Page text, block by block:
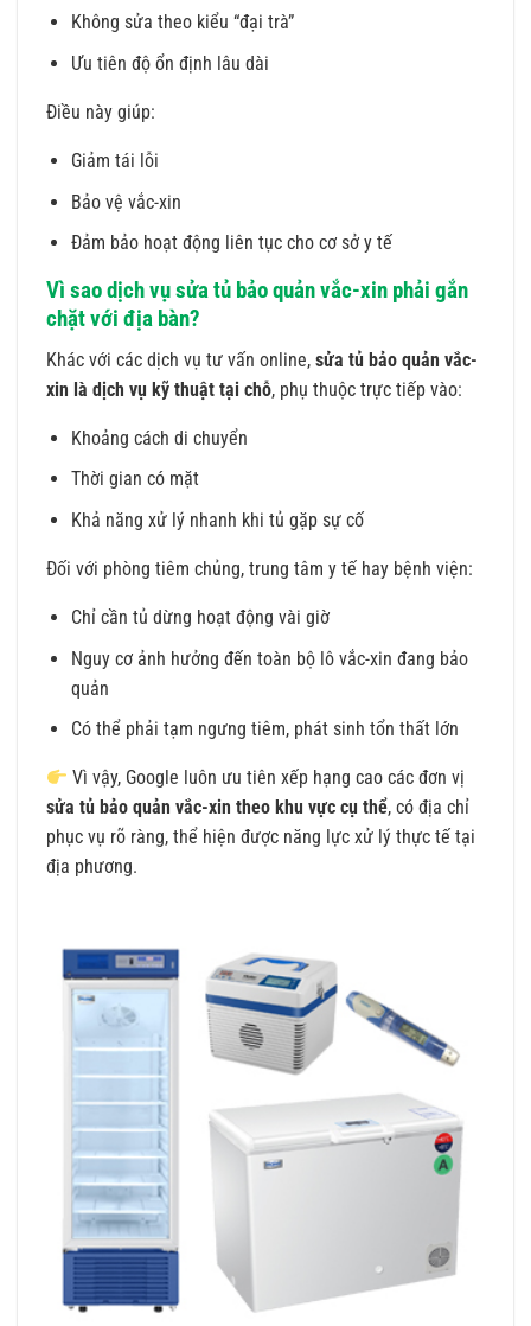
Không sửa theo kiểu “đại trà”
Ưu tiên độ ổn định lâu dài
Điều này giúp:
Giảm tái lỗi
Bảo vệ vắc-xin
Đảm bảo hoạt động liên tục cho cơ sở y tế
Vì sao dịch vụ sửa tủ bảo quản vắc-xin phải gắn
chặt với địa bàn?
Khác với các dịch vụ tư vấn online, sửa tủ bảo quản vắc-
xin là dịch vụ kỹ thuật tại chỗ, phụ thuộc trực tiếp vào:
Khoảng cách di chuyển
Thời gian có mặt
Khả năng xử lý nhanh khi tủ gặp sự cố
Đối với phòng tiêm chủng, trung tâm y tế hay bệnh viện:
Chỉ cần tủ dừng hoạt động vài giờ
Nguy cơ ảnh hưởng đến toàn bộ lô vắc-xin đang bảo
quản
Có thể phải tạm ngưng tiêm, phát sinh tổn thất lớn
Vì vậy, Google luôn ưu tiên xếp hạng cao các đơn vị
sửa tủ bảo quản vắc-xin theo khu vực cụ thể, có địa chỉ
phục vụ rõ ràng, thể hiện được năng lực xử lý thực tế tại
địa phương.